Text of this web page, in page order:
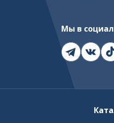
Мы в